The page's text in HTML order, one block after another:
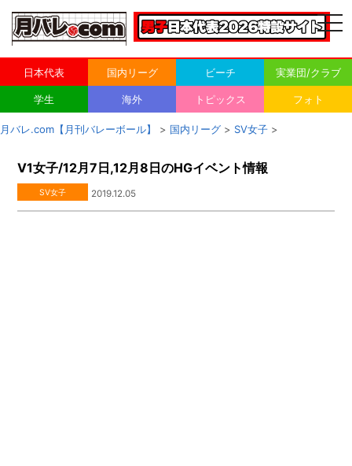
日本代表 国内リーグ ビーチ 実業団/クラブ
学生 海外 トピックス フォト
月バレ.com【月刊バレーボール】 > 国内リーグ > SV女子 >
V1女子/12月7日,12月8日のHGイベント情報
SV女子 2019.12.05